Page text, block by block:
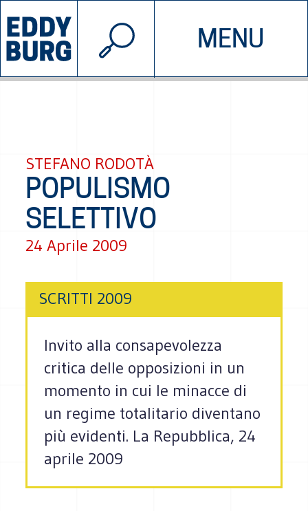
MENU
INIZIATIVE CHI SIAMO
© 2026 EDDYBURG
STEFANO RODOTÀ
POPULISMO
SELETTIVO
24 Aprile 2009
SCRITTI 2009
Invito alla consapevolezza
critica delle opposizioni in un
momento in cui le minacce di
un regime totalitario diventano
più evidenti. La Repubblica, 24
aprile 2009